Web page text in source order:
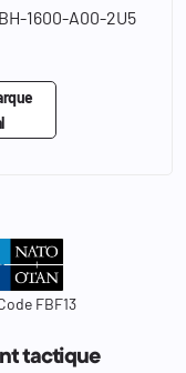
BH-1600-A00-2U5
FBF13
tactique